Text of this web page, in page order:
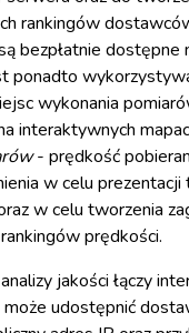
rankingów
bezpłatnie dostępne
ponadto
wykonania
interaktywnych
- prędkość
w celu prezentacji
w celu tworzenia
prędkości.
jakości łączy
udostępnić